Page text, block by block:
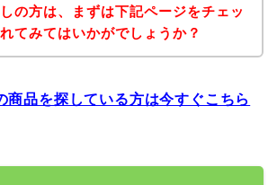
の方は、まずは下記ページをチェッ
てみてはいかがでしょうか？
商品を探している方は今すぐこちら